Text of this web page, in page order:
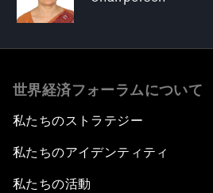
世界経済フォーラムについて
私たちのストラテジー
私たちのアイデンティティ
私たちの活動